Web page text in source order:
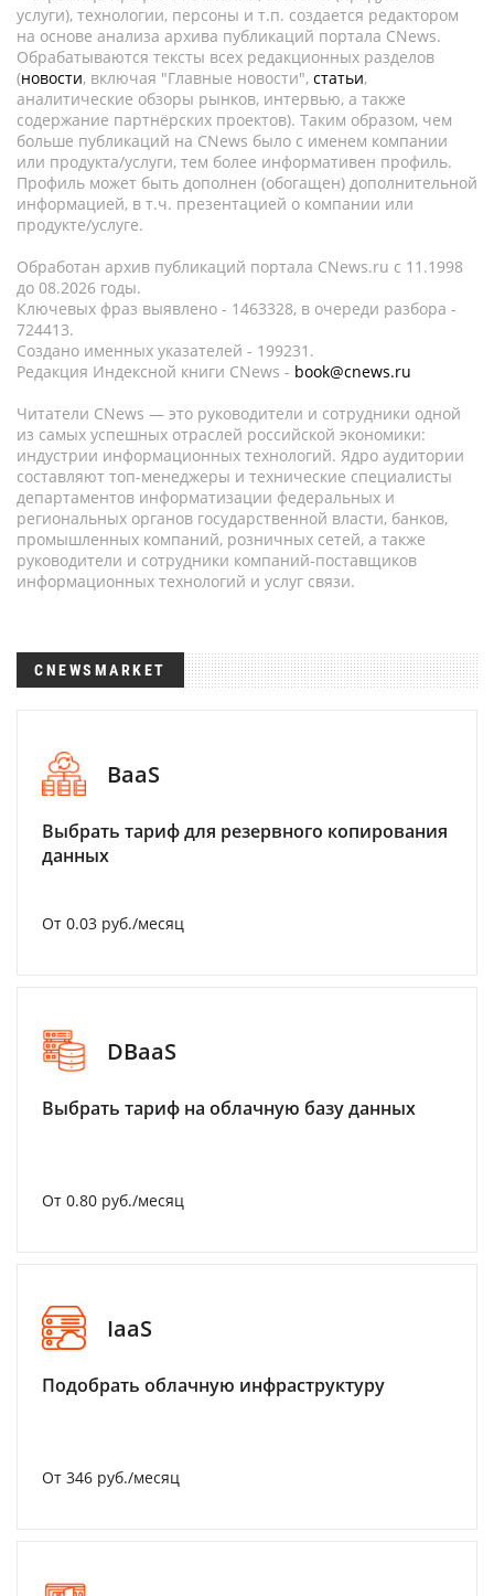
услуги), технологии, персоны и т.п. создается редактором
на основе анализа архива публикаций портала CNews.
Обрабатываются тексты всех редакционных разделов
(новости, включая "Главные новости", статьи,
аналитические обзоры рынков, интервью, а также
содержание партнёрских проектов). Таким образом, чем
больше публикаций на CNews было с именем компании
или продукта/услуги, тем более информативен профиль.
Профиль может быть дополнен (обогащен) дополнительной
информацией, в т.ч. презентацией о компании или
продукте/услуге.
Обработан архив публикаций портала CNews.ru c 11.1998
до 08.2026 годы.
Ключевых фраз выявлено - 1463328, в очереди разбора -
724413.
Создано именных указателей - 199231.
Редакция Индексной книги CNews - book@cnews.ru
Читатели CNews — это руководители и сотрудники одной
из самых успешных отраслей российской экономики:
индустрии информационных технологий. Ядро аудитории
составляют топ-менеджеры и технические специалисты
департаментов информатизации федеральных и
региональных органов государственной власти, банков,
промышленных компаний, розничных сетей, а также
руководители и сотрудники компаний-поставщиков
информационных технологий и услуг связи.
CNEWSMARKET
BaaS
Выбрать тариф для резервного копирования
данных
От 0.03 руб./месяц
DBaaS
Выбрать тариф на облачную базу данных
От 0.80 руб./месяц
IaaS
Подобрать облачную инфраструктуру
От 346 руб./месяц